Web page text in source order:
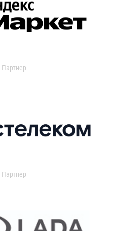
Партнер
Партнер